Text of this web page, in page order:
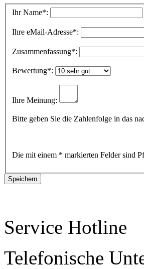
Ihr Name*:
Ihre eMail-Adresse*:
Zusammenfassung*:
Bewertung*:
Ihre Meinung:
Bitte geben Sie die Zahlenfolge in das
Die mit einem * markierten Felder sind
Service Hotline
Telefonische